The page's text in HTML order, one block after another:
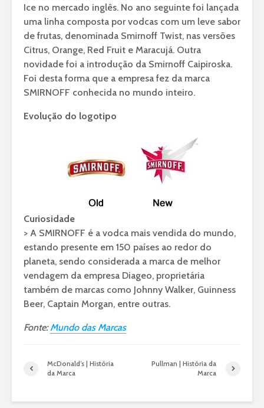
Ice no mercado inglês. No ano seguinte foi lançada
uma linha composta por vodcas com um leve sabor
de frutas, denominada Smirnoff Twist, nas versões
Citrus, Orange, Red Fruit e Maracujá. Outra
novidade foi a introdução da Smirnoff Caipiroska.
Foi desta forma que a empresa fez da marca
SMIRNOFF conhecida no mundo inteiro.
Evolução do logotipo
Curiosidade
> A SMIRNOFF é a vodca mais vendida do mundo,
estando presente em 150 países ao redor do
planeta, sendo considerada a marca de melhor
vendagem da empresa Diageo, proprietária
também de marcas como Johnny Walker, Guinness
Beer, Captain Morgan, entre outras.
Fonte:Mundo das Marcas
McDonald’s | História
da Marca
Pullman | História da
Marca